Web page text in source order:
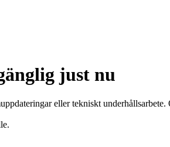
just nu
eller tekniskt